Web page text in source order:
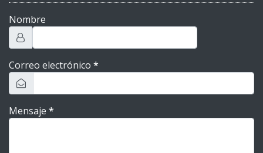
Nombre
Correo electrónico *
Mensaje *